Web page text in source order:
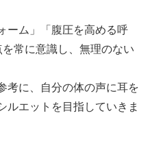
ーム」「腹圧を高める呼
常に意識し、無理のない
考に、自分の体の声に耳を
ルエットを目指していきま